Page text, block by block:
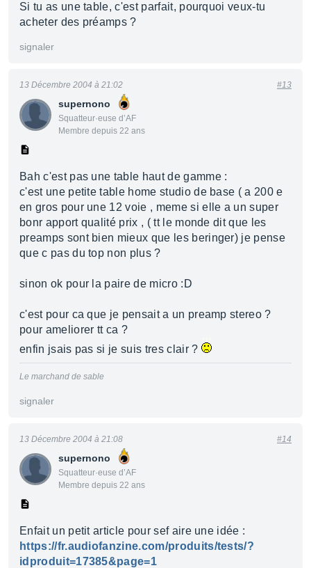
Si tu as une table, c'est parfait, pourquoi veux-tu
acheter des préamps ?
signaler
supernono
Squatteur·euse d’AF
Membre depuis 22 ans
13 Décembre 2004 à 21:02 #13
Bah c'est pas une table haut de gamme :
c'est une petite table home studio de base ( a 200 e
en gros pour une 12 voie , meme si elle a un super
bonr apport qualité prix , ( tt le monde dit que les
preamps sont bien mieux que les beringer) je pense
que c pas du top non plus ?
sinon ok pour la paire de micro :D
c'est pour ca que je pensait a un preamp stereo ?
pour ameliorer tt ca ?
enfin jsais pas si je suis tres clair ?
Le marchand de sable
signaler
supernono
Squatteur·euse d’AF
Membre depuis 22 ans
13 Décembre 2004 à 21:08 #14
Enfait un petit article pour sef aire une idée :
https://fr.audiofanzine.com/produits/tests/?
idproduit=17385&page=1